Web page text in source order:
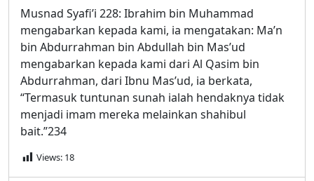
Musnad Syafi’i 228: Ibrahim bin Muhammad
mengabarkan kepada kami, ia mengatakan: Ma’n
bin Abdurrahman bin Abdullah bin Mas’ud
mengabarkan kepada kami dari Al Qasim bin
Abdurrahman, dari Ibnu Mas’ud, ia berkata,
“Termasuk tuntunan sunah ialah hendaknya tidak
menjadi imam mereka melainkan shahibul
bait.”234
Views: 18